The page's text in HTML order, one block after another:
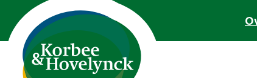
naar
de
inhoud